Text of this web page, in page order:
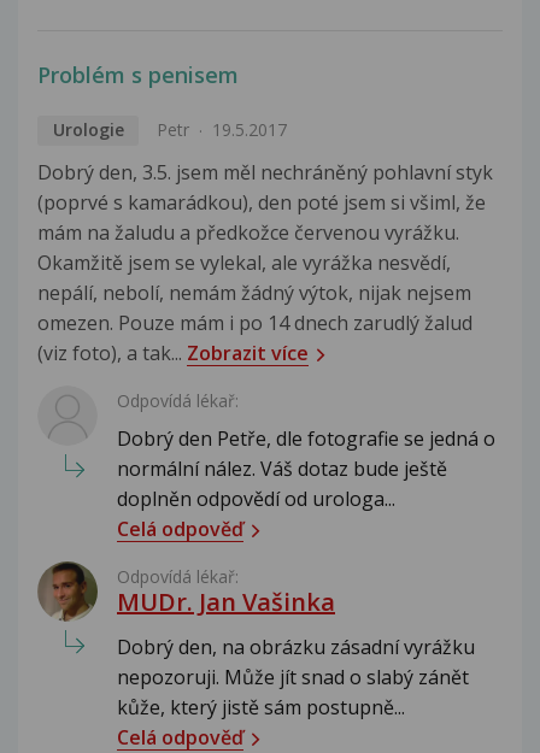
Problém s penisem
Urologie Petr 19.5.2017
Dobrý den, 3.5. jsem měl nechráněný pohlavní styk
(poprvé s kamarádkou), den poté jsem si všiml, že
mám na žaludu a předkožce červenou vyrážku.
Okamžitě jsem se vylekal, ale vyrážka nesvědí,
nepálí, nebolí, nemám žádný výtok, nijak nejsem
omezen. Pouze mám i po 14 dnech zarudlý žalud
(viz foto), a tak... Zobrazit více
Odpovídá lékař:
Dobrý den Petře, dle fotografie se jedná o
normální nález. Váš dotaz bude ještě
doplněn odpovědí od urologa...
Celá odpověď
Odpovídá lékař:
MUDr. Jan Vašinka
Dobrý den, na obrázku zásadní vyrážku
nepozoruji. Může jít snad o slabý zánět
kůže, který jistě sám postupně...
Celá odpověď